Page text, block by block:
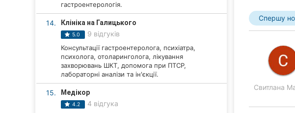
гастроентерологія.
14. Клініка на Галицького
5.0 9 відгуків
Консультації гастроентеролога, психіатра,
психолога, отоларинголога, лікування
захворювань ШКТ, допомога при ПТСР,
лабораторні аналізи та ін'єкції.
15. Медікор
4.2 4 відгука
Спершу
Свитлана